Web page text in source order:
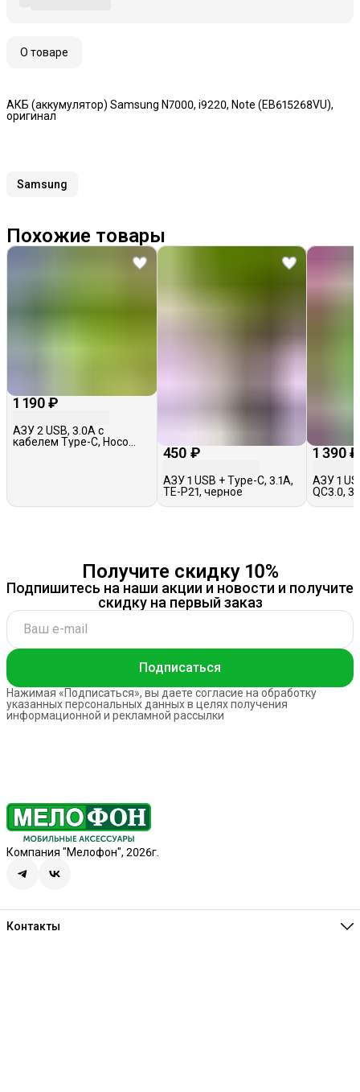
О товаре
АКБ (аккумулятор) Samsung N7000, i9220, Note (EB615268VU),
оригинал
Samsung
Похожие товары
1 190 ₽
АЗУ 2 USB, 3.0A с
кабелем Type-C, Hoco
450 ₽
АЗУ 1 USB + Type-C, 3.1A,
TE-P21, черное
1 390 ₽
АЗУ 1
QC3.0,
Получите скидку 10%
Подпишитесь на наши акции и новости и получите
скидку на первый заказ
Подписаться
Нажимая «Подписаться», вы даете согласие на обработку
указанных персональных данных в целях получения
информационной и рекламной рассылки
Компания "Мелофон", 2026г.
Контакты